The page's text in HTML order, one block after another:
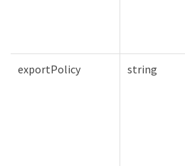
exportPolicy string